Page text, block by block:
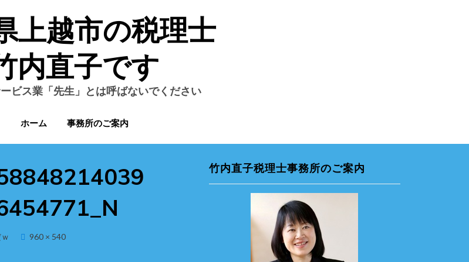
上越市の税理士
内直子です
ビス業「先生」とは呼ばないでください
ホーム 事務所のご案内
960 × 540
竹内直子税理士事務所のご案内